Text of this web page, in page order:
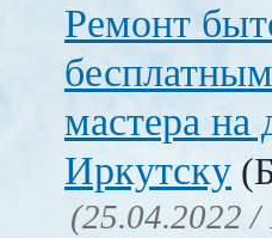
Ремонт
мастера на
Иркутску
(25.04.2022 /